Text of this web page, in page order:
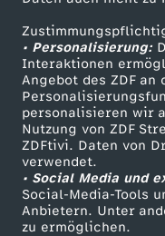
• Personalisierung:
Interaktionen
Angebot des ZDF an
personalisieren wir
Nutzung von ZDF
ZDFtivi. Daten von
verwendet.
• Social Media und
Social-Media-Tools
Anbietern. Unter
zu ermöglichen.
u
f
D
e
l
Livestreams
Sendungen A-Z
TV-Programm
ZDF Unternehmen
Karriere